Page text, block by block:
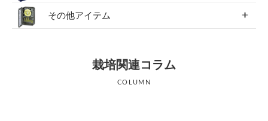
その他アイテム
栽培関連コラム
COLUMN